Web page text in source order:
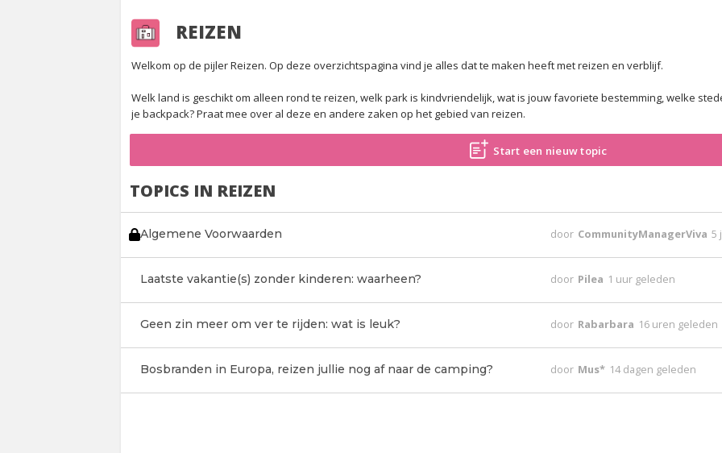
REIZEN
Welkom op de pijler Reizen. Op deze overzichtspagina vind je alles dat te maken heeft met reizen en verblijf.
Welk land is geschikt om alleen rond te reizen, welk park is kindvriendelijk, wat is jouw favoriete bestemming, welke
je backpack? Praat mee over al deze en andere zaken op het gebied van reizen.
Start een nieuw topic
TOPICS IN REIZEN
Algemene Voorwaarden door CommunityManagerViva 5
Laatste vakantie(s) zonder kinderen: waarheen? door Pilea 1 uur geleden
Geen zin meer om ver te rijden: wat is leuk? door Rabarbara 16 uren geleden
Bosbranden in Europa, reizen jullie nog af naar de camping? door Mus* 14 dagen geleden